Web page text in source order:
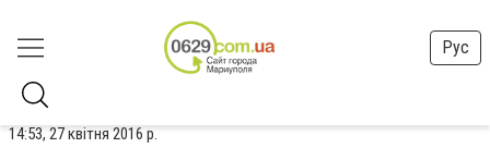
Рус
14:53, 27 квітня 2016 р.